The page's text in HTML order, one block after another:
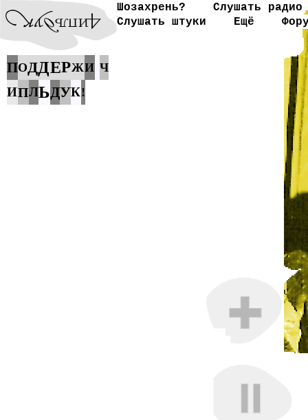
Шозахрень?
Слушать радио
Слушать штуки
Ещё
ПОДДЕРЖИ Ч
ИПЛЬДУК!